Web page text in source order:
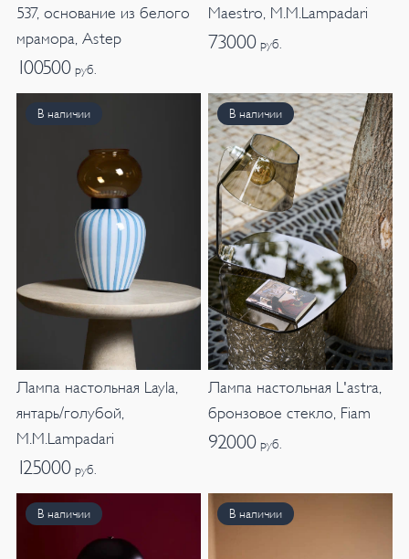
537, основание из белого
мрамора, Astep
100500 руб.
Maestro, M.M.Lampadari
73000 руб.
В наличии
Лампа настольная Layla,
янтарь/голубой,
M.M.Lampadari
125000 руб.
В наличии
Лампа настольная L'astra,
бронзовое стекло, Fiam
92000 руб.
В наличии В наличии